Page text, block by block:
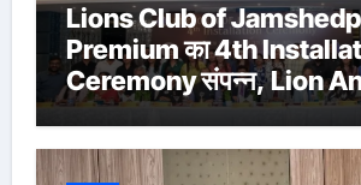
Lions Club of
Premium का 4th
Ceremony संपन्न, Lion
Ringasia ने संभाला अध्यक्ष पद